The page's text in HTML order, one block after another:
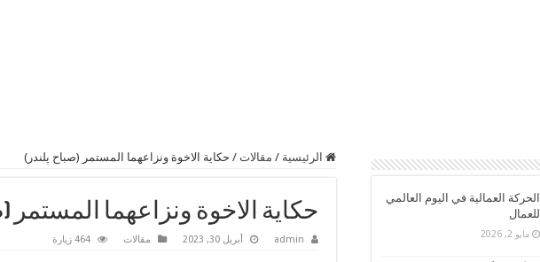
الرئيسية / مقالات / حكاية الاخوة ونزاعهما المستمر (صباح پلندر)
حكاية الاخوة ونزاعهما المستمر
admin أبريل 30, 2023 مقالات 464 زيارة
الحركة العمالية في اليوم العالمي
للعمال
مايو 2, 2026